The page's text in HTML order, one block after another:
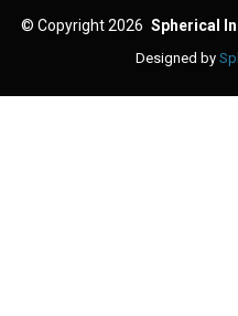
© Copyright 2026 Spherical
Designed by